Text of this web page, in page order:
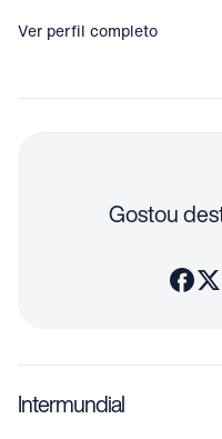
Ver perfil completo
Gostou
Intermundial